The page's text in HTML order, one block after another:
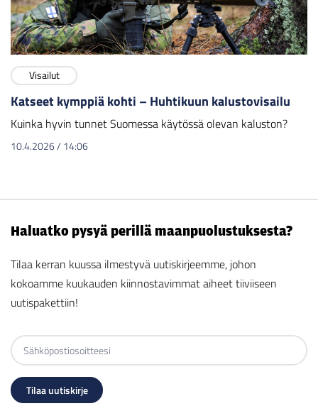
Visailut
Katseet kymppiä kohti – Huhtikuun kalustovisailu
Kuinka hyvin tunnet Suomessa käytössä olevan kaluston?
10.4.2026/ 14:06
Haluatko pysyä perillä maanpuolustuksesta?
Tilaa kerran kuussa ilmestyvä uutiskirjeemme, johon
kokoamme kuukauden kiinnostavimmat aiheet tiiviiseen
uutispakettiin!